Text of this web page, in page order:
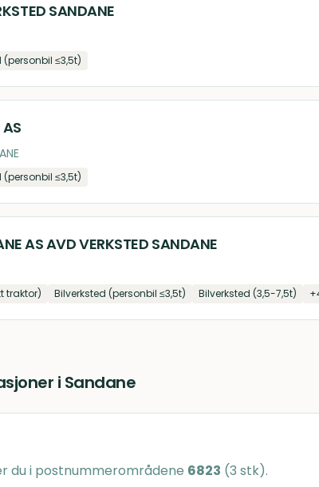
SANDANE
(personbil ≤3,5t)
(personbil ≤3,5t)
AS AVD VERKSTED SANDANE
traktor) Bilverksted (personbil ≤3,5t) Bilverksted (3,5-7,5t) +
i Sandane
du i postnummerområdene 6823 (3 stk).